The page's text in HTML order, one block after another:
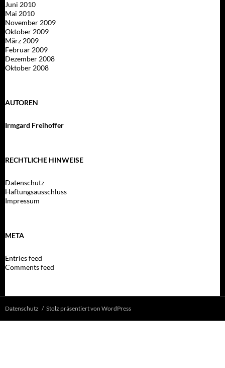
Juni 2010
Mai 2010
November 2009
Oktober 2009
März 2009
Februar 2009
Dezember 2008
Oktober 2008
AUTOREN
Irmgard Freihoffer
RECHTLICHE HINWEISE
Datenschutz
Haftungsausschluss
Impressum
META
Entries feed
Comments feed
Datenschutz Stolz präsentiert von WordPress